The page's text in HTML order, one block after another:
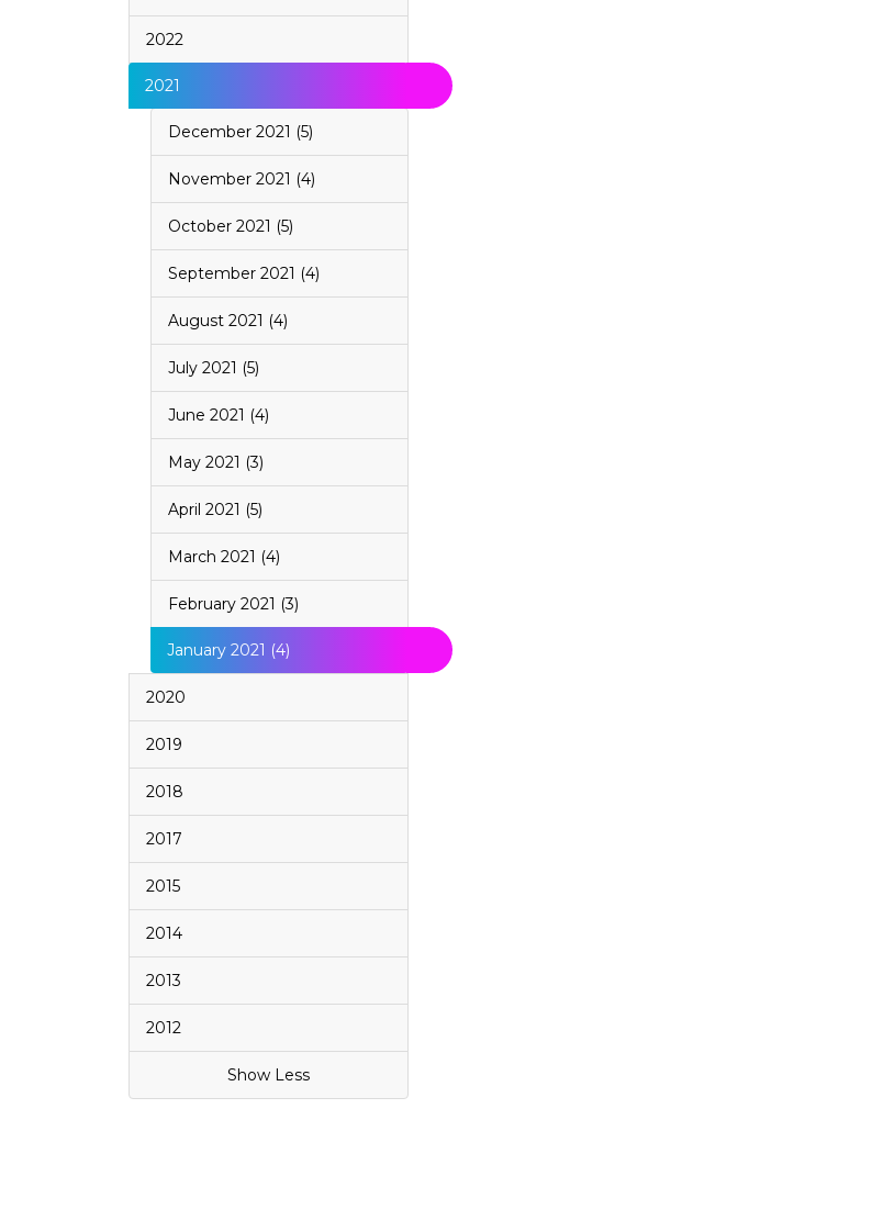
2022
2021
December 2021 (5)
November 2021 (4)
October 2021 (5)
September 2021 (4)
August 2021 (4)
July 2021 (5)
June 2021 (4)
May 2021 (3)
April 2021 (5)
March 2021 (4)
February 2021 (3)
January 2021 (4)
2020
2019
2018
2017
2015
2014
2013
2012
Show Less